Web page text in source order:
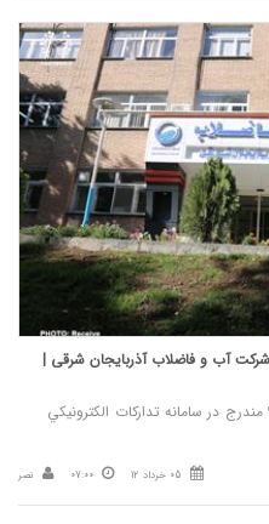
آب و فاضلاب آذربایجان شرقی |
شماره 2005001403000053 مورخ 9/3/1405 مندرج در سامانه تدارکات الکترونيکي
05 خرداد 12 07:00 نصر